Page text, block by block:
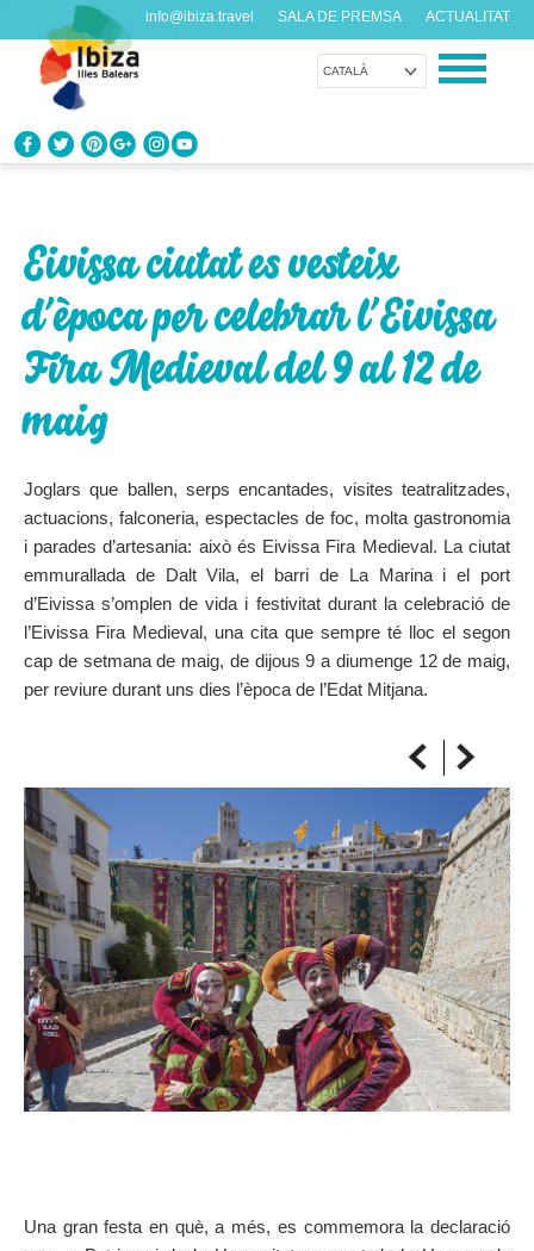
CATALÀ
info@ibiza.travel SALA DE PREMSA ACTUALITAT
GAUDEIX EIVISSA
Propostes per a tots els gustos
AGENDA
Cada dia alguna cosa nova
Dades pràctiques abans de visitar-nos
SOBRE EL MAPA
Arriba sempre a la teva destinació
Eivissa ciutat es vesteix
d’època per celebrar l’Eivissa
Fira Medieval del 9 al 12 de
maig
Joglars que ballen, serps encantades, visites teatralitzades,
actuacions, falconeria, espectacles de foc, molta gastronomia
i parades d’artesania: això és Eivissa Fira Medieval. La ciutat
emmurallada de Dalt Vila, el barri de La Marina i el port
d’Eivissa s’omplen de vida i festivitat durant la celebració de
l’Eivissa Fira Medieval, una cita que sempre té lloc el segon
cap de setmana de maig, de dijous 9 a diumenge 12 de maig,
per reviure durant uns dies l’època de l’Edat Mitjana.
Una gran festa en què, a més, es commemora la declaració